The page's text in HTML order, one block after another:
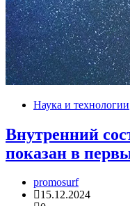
Наука и технологии
Внутренний
показан в
promosurf
15.12.2024